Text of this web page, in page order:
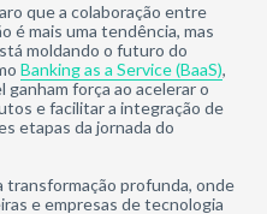
que a colaboração entre
é mais uma tendência, mas
moldando o futuro do
Banking as a Service (BaaS),
ganham força ao acelerar o
e facilitar a integração de
etapas da jornada do
transformação profunda, onde
e empresas de tecnologia